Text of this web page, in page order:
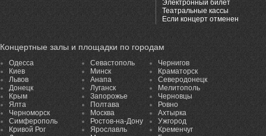
Электронный билет
Театральные кассы
Если концерт отменен
Концертные залы и площадки по городам
Одесса
Киев
Львов
Донецк
Крым
Ялта
Черноморск
Симферополь
Кривой Рог
Севастополь
Минск
Анапа
Луганск
Запорожье
Полтава
Москва
Ростов-на-Дону
Ярославль
Чернигов
Краматорск
Северодонецк
Мелитополь
Черновцы
Ровно
Ахтырка
Ужгород
Кременчуг